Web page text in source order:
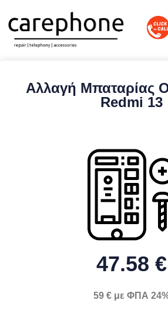
Αλλαγή Μπαταρίας
Redmi 13
47.58 €
59 € με ΦΠΑ